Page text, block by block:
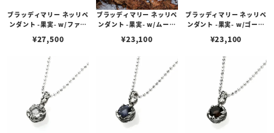
ブラッディマリー ネッリペ
ンダント -果実- w/ファイ
¥27,500
ブラッディマリー ネッリペ
ンダント -果実- w/ムーン
¥23,100
ブラッディマリー ネッリペ
ンダント -果実- w/ゴール
¥23,100